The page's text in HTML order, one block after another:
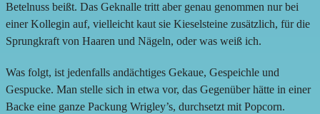
Betelnuss beißt. Das Geknalle tritt aber genau genommen nur bei
einer Kollegin auf, vielleicht kaut sie Kieselsteine zusätzlich, für die
Sprungkraft von Haaren und Nägeln, oder was weiß ich.
Was folgt, ist jedenfalls andächtiges Gekaue, Gespeichle und
Gespucke. Man stelle sich in etwa vor, das Gegenüber hätte in einer
Backe eine ganze Packung Wrigley’s, durchsetzt mit Popcorn.